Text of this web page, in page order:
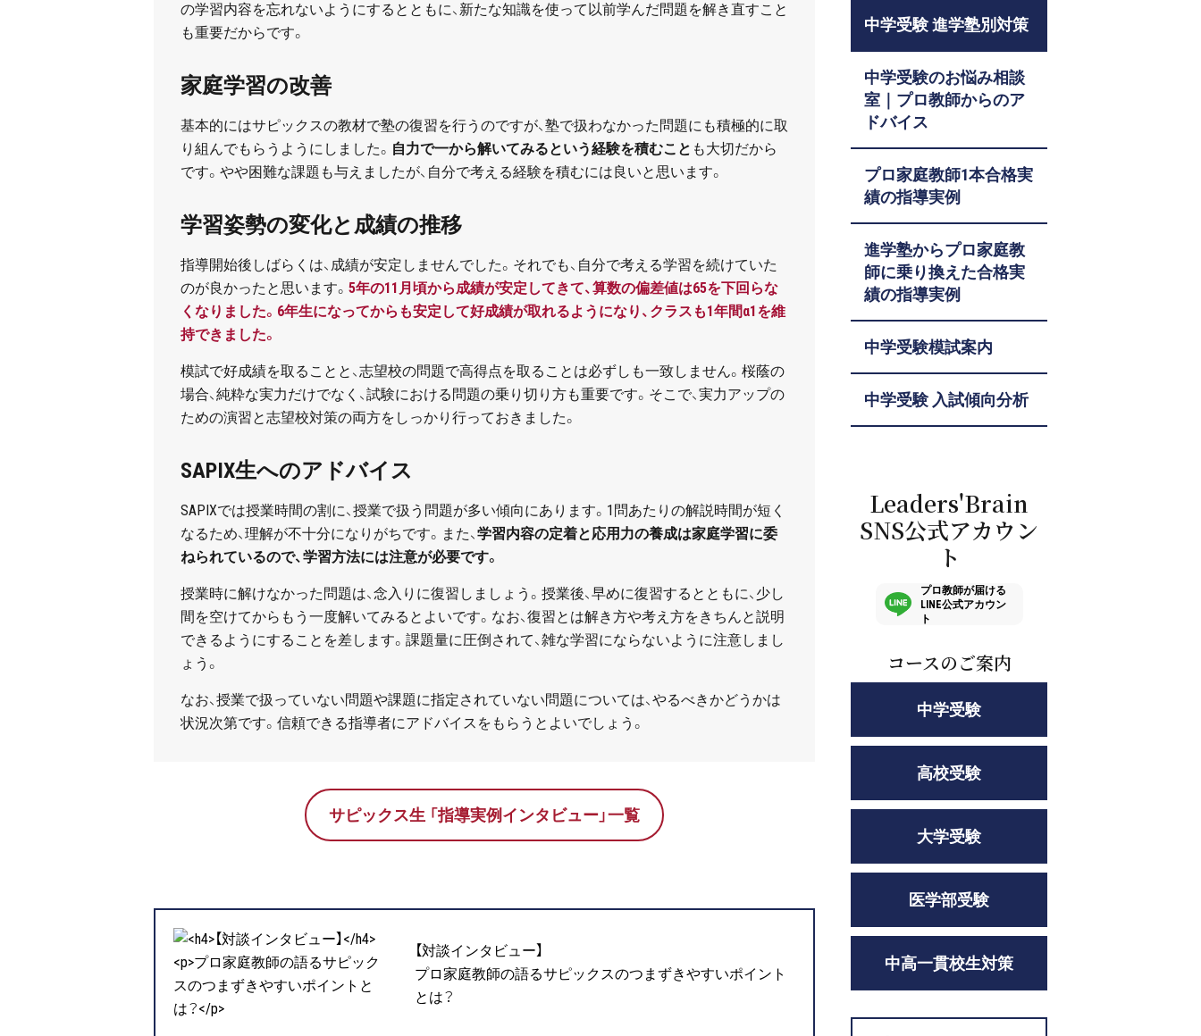
の学習内容を忘れないようにするとともに、新たな知識を使って以前学んだ問題を解き直すこと
も重要だからです。
家庭学習の改善
基本的にはサピックスの教材で塾の復習を行うのですが、塾で扱わなかった問題にも積極的に取
り組んでもらうようにしました。 自力で一から解いてみるという経験を積むこと も大切だから
です。やや困難な課題も与えましたが、自分で考える経験を積むには良いと思います。
学習姿勢の変化と成績の推移
指導開始後しばらくは、成績が安定しませんでした。それでも、自分で考える学習を続けていた
のが良かったと思います。 5年の11月頃から成績が安定してきて、算数の偏差値は65を下回らな
くなりました。6年生になってからも安定して好成績が取れるようになり、クラスも1年間α1を維
持できました。
模試で好成績を取ることと、志望校の問題で高得点を取ることは必ずしも一致しません。桜蔭の
場合、純粋な実力だけでなく、試験における問題の乗り切り方も重要です。そこで、実力アップの
ための演習と志望校対策の両方をしっかり行っておきました。
SAPIX生へのアドバイス
SAPIXでは授業時間の割に、授業で扱う問題が多い傾向にあります。1問あたりの解説時間が短く
なるため、理解が不十分になりがちです。また、学習内容の定着と応用力の養成は家庭学習に委
ねられているので、学習方法には注意が必要です。
授業時に解けなかった問題は、念入りに復習しましょう。授業後、早めに復習するとともに、少し
間を空けてからもう一度解いてみるとよいです。なお、復習とは解き方や考え方をきちんと説明
できるようにすることを差します。課題量に圧倒されて、雑な学習にならないように注意しまし
ょう。
なお、授業で扱っていない問題や課題に指定されていない問題については、やるべきかどうかは
状況次第です。信頼できる指導者にアドバイスをもらうとよいでしょう。
サピックス生 「指導実例インタビュー」一覧
【対談インタビュー】
プロ家庭教師の語るサピックスのつまずきやすいポイント
とは？
中学受験 進学塾別対策
中学受験のお悩み相談
室｜プロ教師からのア
ドバイス
プロ家庭教師1本合格実
績の指導実例
進学塾からプロ家庭教
師に乗り換えた合格実
績の指導実例
中学受験模試案内
中学受験 入試傾向分析
Leaders'Brain
SNS公式アカウン
ト
プロ教師が届ける
LINE公式アカウン
ト
コースのご案内
中学受験
高校受験
大学受験
医学部受験
中高一貫校生対策